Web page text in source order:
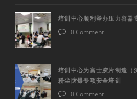
培训中心顺利举办压力容器
0 Comment
培训中心为富士胶片制造（
粉尘防爆专项安全培训
0 Comment